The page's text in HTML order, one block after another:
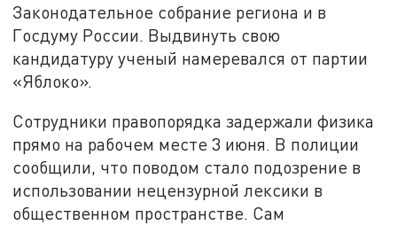
Законодательное собрание региона и в
Госдуму России. Выдвинуть свою
кандидатуру ученый намеревался от партии
«Яблоко».
Сотрудники правопорядка задержали физика
прямо на рабочем месте 3 июня. В полиции
сообщили, что поводом стало подозрение в
использовании нецензурной лексики в
общественном пространстве. Сам